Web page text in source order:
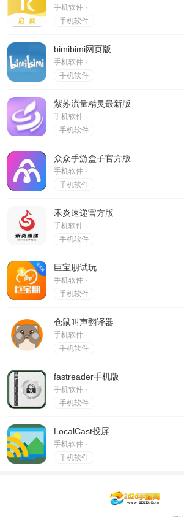
手机软件 ·
手机软件
bimibimi网页版
手机软件 ·
手机软件
紫苏流量精灵最新版
手机软件 ·
手机软件
众众手游盒子官方版
手机软件 ·
手机软件
禾炎速递官方版
手机软件 ·
手机软件
巨宝朋试玩
手机软件 ·
手机软件
仓鼠叫声翻译器
手机软件 ·
手机软件
fastreader手机版
手机软件 ·
手机软件
LocalCast投屏
手机软件 ·
手机软件